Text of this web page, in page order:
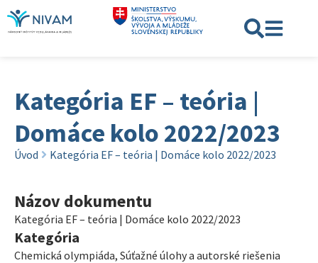
Kategória EF – teória |
Domáce kolo 2022/2023
Úvod Kategória EF – teória | Domáce kolo 2022/2023
Názov dokumentu
Kategória EF – teória | Domáce kolo 2022/2023
Kategória
Chemická olympiáda, Súťažné úlohy a autorské riešenia